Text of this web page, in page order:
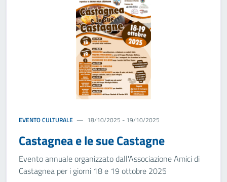
EVENTO CULTURALE 18/10/2025 - 19/10/2025
Castagnea e le sue Castagne
Evento annuale organizzato dall'Associazione Amici di
Castagnea per i giorni 18 e 19 ottobre 2025